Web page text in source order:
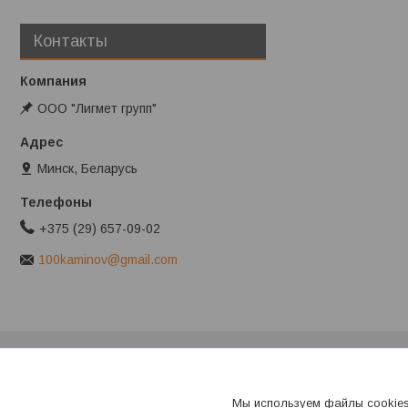
Контакты
ООО "Лигмет групп"
Минск, Беларусь
+375 (29) 657-09-02
100kaminov@gmail.com
Мы используем файлы cookies